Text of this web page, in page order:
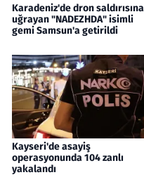
Karadeniz'de dron saldırısına
uğrayan "NADEZHDA" isimli
gemi Samsun'a getirildi
Kayseri'de asayiş
operasyonunda 104 zanlı
yakalandı